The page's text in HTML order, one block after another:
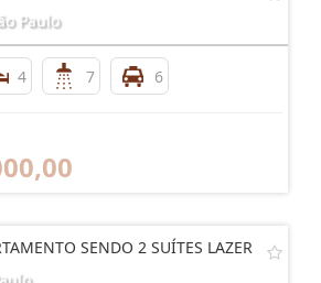
Paulo
4 7 6
SENDO 2 SUÍTES LAZER